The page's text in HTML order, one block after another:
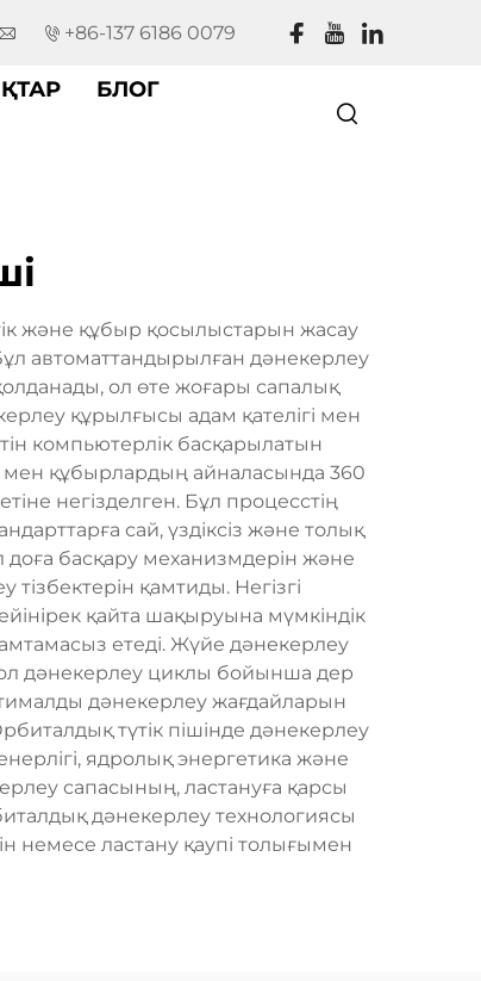
+86-137 6186 0079
БЛОГ
және құбыр қосылыстарын жасау
автоматтандырылған дәнекерлеу
ол өте жоғары сапалық
құрылғысы адам қателігі мен
компьютерлік басқарылатын
мен құбырлардың айналасында 360
негізделген. Бұл процесстің
сай, үздіксіз және толық
доға басқару механизмдерін және
қамтиды. Негізгі
қайта шақыруына мүмкіндік
етеді. Жүйе дәнекерлеу
ол дәнекерлеу циклы бойынша дер
дәнекерлеу жағдайларын
түтік пішінде дәнекерлеу
ядролық энергетика және
сапасының, ластануға қарсы
дәнекерлеу технологиясы
немесе ластану қаупі толығымен